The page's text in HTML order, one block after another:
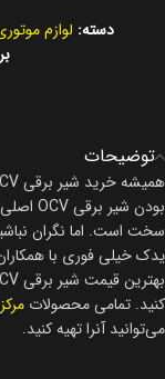
دسته: لوازم
توضیحات
سخت است. اما نگران
یدک خیلی فوری با
کنید. تمامی محصولات
می‌توانید آنرا تهیه کنید.